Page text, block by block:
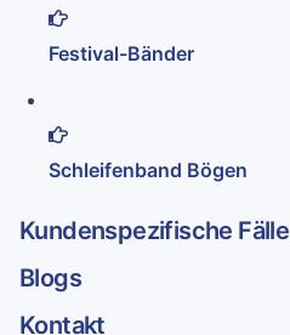
Festival-Bänder
Schleifenband Bögen
Kundenspezifische Fälle
Blogs
Kontakt